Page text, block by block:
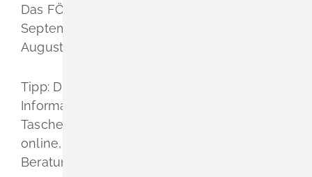
Das FÖJ beginnt in der Regel am 1.
September eines Jahres und endet am 31.
August des darauffolgenden Jahres.
Tipp: Die Träger des FÖJ bieten wichtige
Informationen rund um das Thema
Taschengeld, Unterkunft und Verpflegung
online, in persönlichen oder telefonischen
Beratungsgesprächen an.